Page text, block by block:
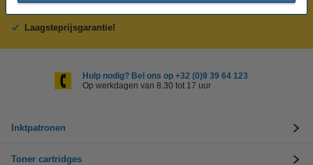
Voor 22.00 uur besteld, morgen in huis!
Laagsteprijsgarantie!
Hulp nodig? Bel ons op +32 (0)9 39 64 123
Op werkdagen van 8.30 tot 17 uur
Inktpatronen
Toner cartridges